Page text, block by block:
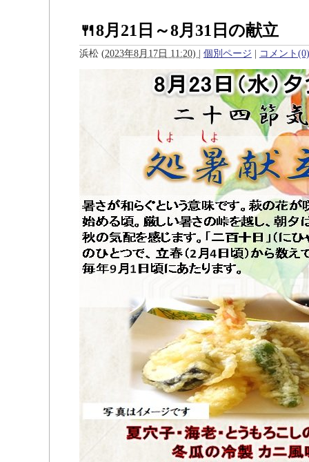
🍴8月21日～8月31日の献立
浜松 (2023年8月17日 11:20) | 個別ページ | コメント(0)